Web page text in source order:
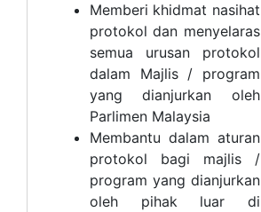
Memberi khidmat nasihat
protokol dan menyelaras
semua urusan protokol
dalam Majlis / program
yang dianjurkan oleh
Parlimen Malaysia
Membantu dalam aturan
protokol bagi majlis /
program yang dianjurkan
oleh pihak luar di